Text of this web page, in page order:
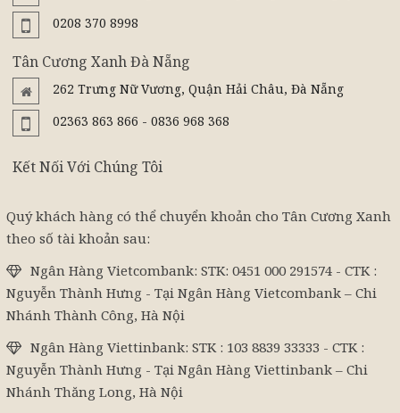
0208 370 8998
Tân Cương Xanh Đà Nẵng
262 Trưng Nữ Vương, Quận Hải Châu, Đà Nẵng
02363 863 866 - 0836 968 368
Kết Nối Với Chúng Tôi
Quý khách hàng có thể chuyển khoản cho Tân Cương Xanh
theo số tài khoản sau:
Ngân Hàng Vietcombank: STK: 0451 000 291574 - CTK :
Nguyễn Thành Hưng - Tại Ngân Hàng Vietcombank – Chi
Nhánh Thành Công, Hà Nội
Ngân Hàng Viettinbank: STK : 103 8839 33333 - CTK :
Nguyễn Thành Hưng - Tại Ngân Hàng Viettinbank – Chi
Nhánh Thăng Long, Hà Nội